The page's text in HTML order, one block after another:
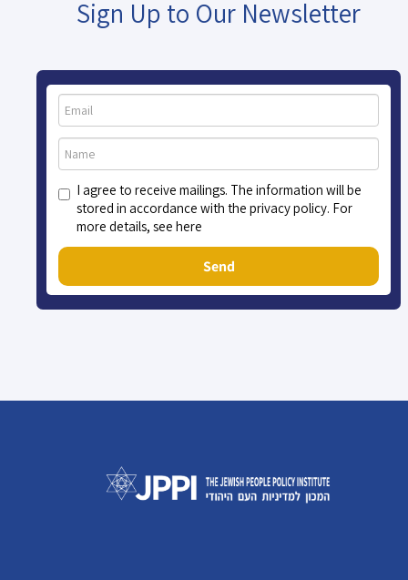
Sign Up to Our Newsletter
I agree to receive mailings. The information will be
stored in accordance with the privacy policy. For
more details, see here
Send